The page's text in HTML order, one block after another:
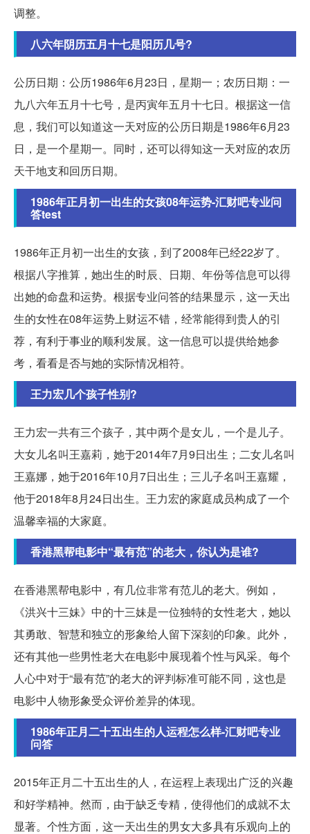
调整。
八六年阴历五月十七是阳历几号?
公历日期：公历1986年6月23日，星期一；农历日期：一
九八六年五月十七号，是丙寅年五月十七日。根据这一信
息，我们可以知道这一天对应的公历日期是1986年6月23
日，是一个星期一。同时，还可以得知这一天对应的农历
天干地支和回历日期。
1986年正月初一出生的女孩08年运势-汇财吧专业问
答test
1986年正月初一出生的女孩，到了2008年已经22岁了。
根据八字推算，她出生的时辰、日期、年份等信息可以得
出她的命盘和运势。根据专业问答的结果显示，这一天出
生的女性在08年运势上财运不错，经常能得到贵人的引
荐，有利于事业的顺利发展。这一信息可以提供给她参
考，看看是否与她的实际情况相符。
王力宏几个孩子性别?
王力宏一共有三个孩子，其中两个是女儿，一个是儿子。
大女儿名叫王嘉莉，她于2014年7月9日出生；二女儿名叫
王嘉娜，她于2016年10月7日出生；三儿子名叫王嘉耀，
他于2018年8月24日出生。王力宏的家庭成员构成了一个
温馨幸福的大家庭。
香港黑帮电影中“最有范”的老大，你认为是谁?
在香港黑帮电影中，有几位非常有范儿的老大。例如，
《洪兴十三妹》中的十三妹是一位独特的女性老大，她以
其勇敢、智慧和独立的形象给人留下深刻的印象。此外，
还有其他一些男性老大在电影中展现着个性与风采。每个
人心中对于“最有范”的老大的评判标准可能不同，这也是
电影中人物形象受众评价差异的体现。
1986年正月二十五出生的人运程怎么样-汇财吧专业
问答
2015年正月二十五出生的人，在运程上表现出广泛的兴趣
和好学精神。然而，由于缺乏专精，使得他们的成就不太
显著。个性方面，这一天出生的男女大多具有乐观向上的